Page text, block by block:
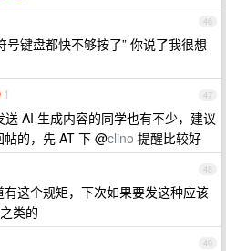
46
号键盘都快不够按了” 你说了我很想
47
1
AI 生成内容的同学也有不少，建议
的，先 AT 下 @clino 提醒比较好
48
这个规矩，下次如果要发这种应该
类的
49